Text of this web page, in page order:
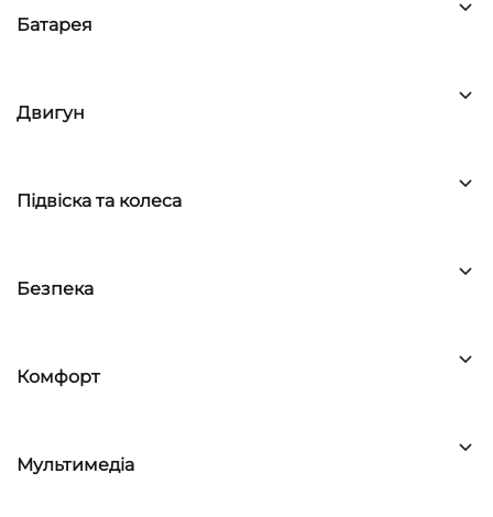
Батарея
Двигун
Підвіска та колеса
Безпека
Комфорт
Мультимедіа